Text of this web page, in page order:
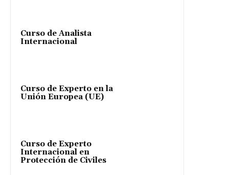
Curso de Analista
Internacional
Curso de Experto en la
Unión Europea (UE)
Curso de Experto
Internacional en
Protección de Civiles